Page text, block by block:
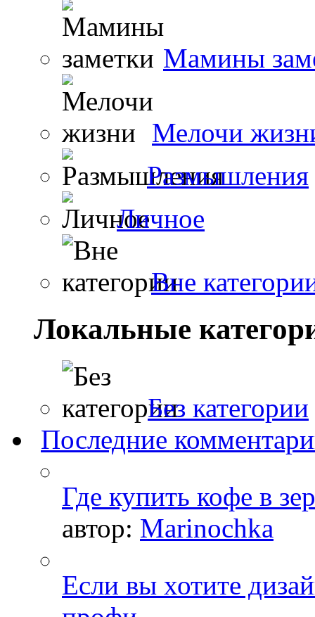
Мамины
Мелочи
Размышления
Личное
Вне
Локальные
Без категории
Последние
Где купить кофе в
автор: Marinochka
Если вы хотите